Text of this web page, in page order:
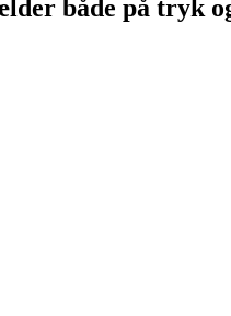
både på tryk